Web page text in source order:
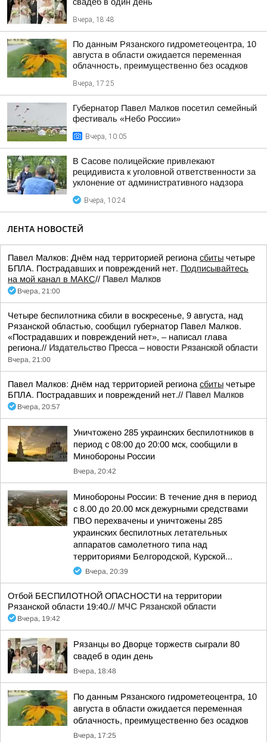
Вчера, 18:48
По данным Рязанского гидрометеоцентра, 10
августа в области ожидается переменная
облачность, преимущественно без осадков
Вчера, 17:25
Губернатор Павел Малков посетил семейный
фестиваль «Небо России»
Вчера, 10:05
В Сасове полицейские привлекают
рецидивиста к уголовной ответственности за
уклонение от административного надзора
Вчера, 10:24
ЛЕНТА НОВОСТЕЙ
Павел Малков: Днём над территорией региона сбиты четыре
БПЛА. Пострадавших и повреждений нет. Подписывайтесь
на мой канал в МАКС// Павел Малков
Вчера, 21:00
Четыре беспилотника сбили в воскресенье, 9 августа, над
Рязанской областью, сообщил губернатор Павел Малков.
«Пострадавших и повреждений нет», – написал глава
региона.// Издательство Пресса – новости Рязанской области
Вчера, 21:00
Павел Малков: Днём над территорией региона сбиты четыре
БПЛА. Пострадавших и повреждений нет.// Павел Малков
Вчера, 20:57
Уничтожено 285 украинских беспилотников в
период с 08:00 до 20:00 мск, сообщили в
Минобороны России
Вчера, 20:42
Минобороны России: В течение дня в период
с 8.00 до 20.00 мск дежурными средствами
ПВО перехвачены и уничтожены 285
украинских беспилотных летательных
аппаратов самолетного типа над
территориями Белгородской, Курской...
Вчера, 20:39
Отбой БЕСПИЛОТНОЙ ОПАСНОСТИ на территории
Рязанской области 19:40.// МЧС Рязанской области
Вчера, 19:42
Рязанцы во Дворце торжеств сыграли 80
свадеб в один день
Вчера, 18:48
По данным Рязанского гидрометеоцентра, 10
августа в области ожидается переменная
облачность, преимущественно без осадков
Вчера, 17:25